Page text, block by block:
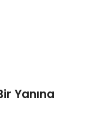
Yanına